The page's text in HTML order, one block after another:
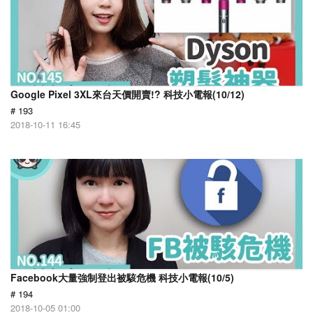
Google Pixel 3XL來台天價開賣!? 科技小電報(10/12)
# 193
2018-10-11 16:45
Facebook大量強制登出被駭危機 科技小電報(10/5)
# 194
2018-10-05 01:00